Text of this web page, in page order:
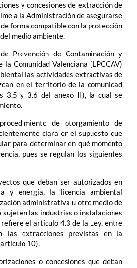
y concesiones de extracción de
a la Administración de asegurarse
forma compatible con la protección
medio ambiente.
Prevención de Contaminación y
la Comunidad Valenciana (LPCCAV)
las actividades extractivas de
en el territorio de la comunidad
3.5 y 3.6 del anexo II), la cual se
de otorgamiento de
clara en el supuesto que
para determinar en qué momento
pues se regulan los siguientes
que deban ser autorizados en
y energía, la licencia ambiental
administrativa u otro medio de
sujeten las industrias o instalaciones
el artículo 4.3 de la Ley, entre
las extracciones previstas en la
10).
o concesiones que deban